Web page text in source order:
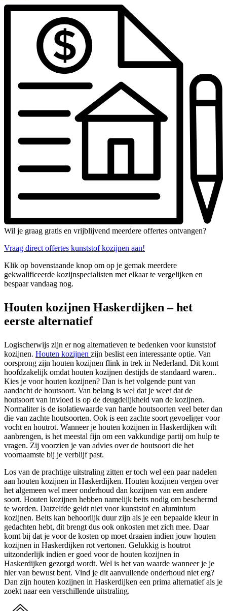
Wil je graag gratis en vrijblijvend meerdere offertes ontvangen?
Vraag direct offertes kunststof kozijnen aan!
Klik op bovenstaande knop om op je gemak meerdere
gekwalificeerde kozijnspecialisten met elkaar te vergelijken en
bespaar vandaag nog.
Houten kozijnen Haskerdijken – het
eerste alternatief
Logischerwijs zijn er nog alternatieven te bedenken voor kunststof
kozijnen. Houten kozijnen zijn beslist een interessante optie. Van
oorsprong zijn houten kozijnen flink in trek in Nederland. Dit komt
hoofdzakelijk omdat houten kozijnen destijds de standaard waren..
Kies je voor houten kozijnen? Dan is het volgende punt van
aandacht de houtsoort. Van belang is wel dat je weet dat de
houtsoort van invloed is op de deugdelijkheid van de kozijnen.
Normaliter is de isolatiewaarde van harde houtsoorten veel beter dan
die van zachte houtsoorten. Ook is een zachte soort gevoeliger voor
vocht en houtrot. Wanneer je houten kozijnen in Haskerdijken wilt
aanbrengen, is het meestal fijn om een vakkundige partij om hulp te
vragen. Zij voorzien je van advies over de houtsoort die het
voornaamste bij je verblijf past.
Los van de prachtige uitstraling zitten er toch wel een paar nadelen
aan houten kozijnen in Haskerdijken. Houten kozijnen vergen over
het algemeen wel meer onderhoud dan kozijnen van een andere
soort. Houten kozijnen hebben namelijk beits nodig om beschermd
te worden. Datzelfde geldt niet voor kunststof en aluminium
kozijnen. Beits kan behoorlijk duur zijn als je een bepaalde kleur in
gedachten hebt, dit brengt dus ook onkosten met zich mee. Daar
komt bij dat je voor de kosten op moet draaien indien jouw houten
kozijnen in Haskerdijken rot vertonen. Gelukkig is houtrot
uitzonderlijk indien er goed voor de houten kozijnen in
Haskerdijken gezorgd wordt. Wel is het van waarde wanneer je je
hier van bewust bent. Vind je dit aanvullende onderhoud niet erg?
Dan zijn houten kozijnen in Haskerdijken een prima alternatief als je
zoekt naar een verschillende uitstraling.